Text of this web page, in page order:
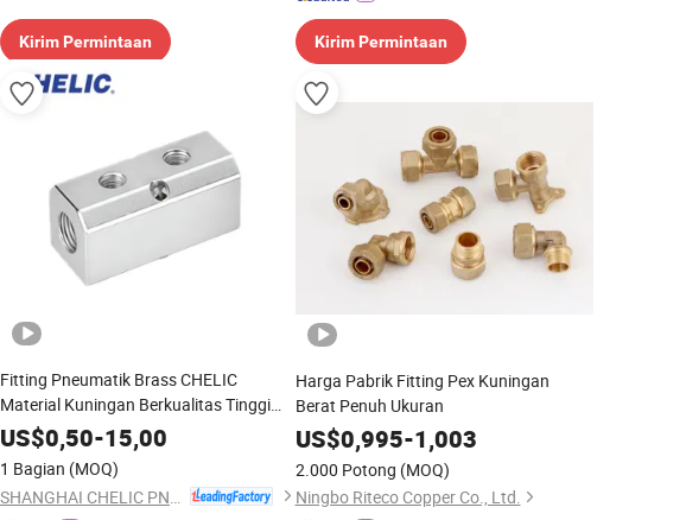
Kirim Permintaan Kirim Permintaan
Fitting Pneumatik Brass CHELIC
Material Kuningan Berkualitas Tinggi
untuk Koneksi yang Kuat dan Tahan
Lama
US$0,50-15,00
1 Bagian (MOQ)
Harga Pabrik Fitting Pex Kuningan
Berat Penuh Ukuran
US$0,995-1,003
2.000 Potong (MOQ)
Ningbo Riteco Copper Co., Ltd.